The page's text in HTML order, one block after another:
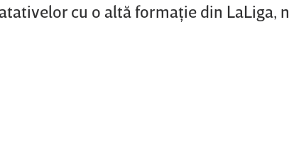
cu o altă formaţie din LaLiga,